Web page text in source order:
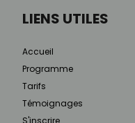
LIENS UTILES
Accueil
Programme
Tarifs
Témoignages
S'inscrire